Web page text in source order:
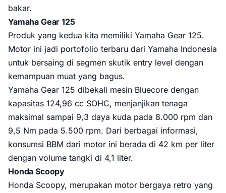
bakar.
Yamaha Gear 125
Produk yang kedua kita memiliki Yamaha Gear 125.
Motor ini jadi portofolio terbaru dari Yamaha Indonesia
untuk bersaing di segmen skutik entry level dengan
kemampuan muat yang bagus.
Yamaha Gear 125 dibekali mesin Bluecore dengan
kapasitas 124,96 cc SOHC, menjanjikan tenaga
maksimal sampai 9,3 daya kuda pada 8.000 rpm dan
9,5 Nm pada 5.500 rpm. Dari berbagai informasi,
konsumsi BBM dari motor ini berada di 42 km per liter
dengan volume tangki di 4,1 liter.
Honda Scoopy
Honda Scoopy, merupakan motor bergaya retro yang